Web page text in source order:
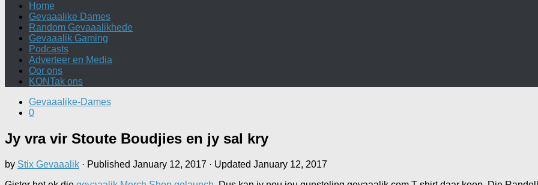
Home
Gevaaalike Dames
Random Gevaaalikhede
Gevaaalik Gaming
Podcasts
Adverteer en Media
Oor ons
KONTak ons
Gevaaalike-Dames
0
Jy vra vir Stoute Boudjies en jy sal kry
by Stix Gevaaalik · Published January 12, 2017 · Updated January 12, 2017